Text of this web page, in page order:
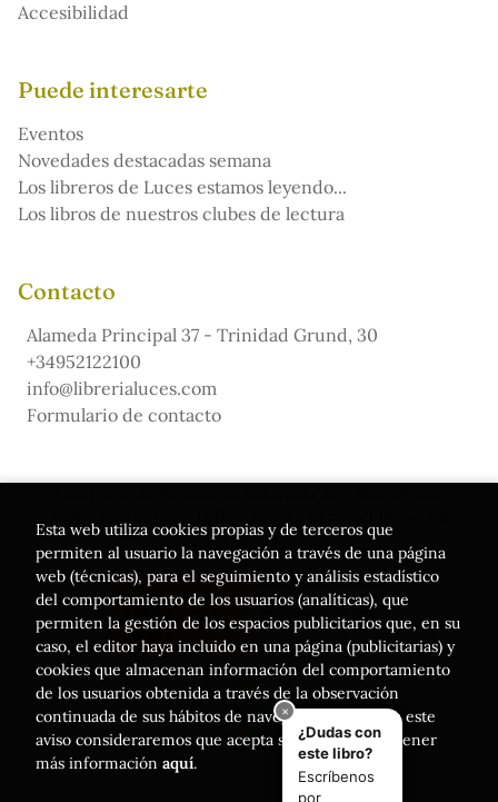
Accesibilidad
Puede interesarte
Eventos
Novedades destacadas semana
Los libreros de Luces estamos leyendo...
Los libros de nuestros clubes de lectura
Contacto
Alameda Principal 37 - Trinidad Grund, 30
+34952122100
info@librerialuces.com
Formulario de contacto
Cómic y de la Lectura
Esta web utiliza cookies propias y de terceros que
permiten al usuario la navegación a través de una página
web (técnicas), para el seguimiento y análisis estadístico
del comportamiento de los usuarios (analíticas), que
permiten la gestión de los espacios publicitarios que, en su
caso, el editor haya incluido en una página (publicitarias) y
cookies que almacenan información del comportamiento
de los usuarios obtenida a través de la observación
continuada de sus hábitos de navegación. Si acepta este
aviso consideraremos que acepta su uso. Puede obtener
más información aquí.